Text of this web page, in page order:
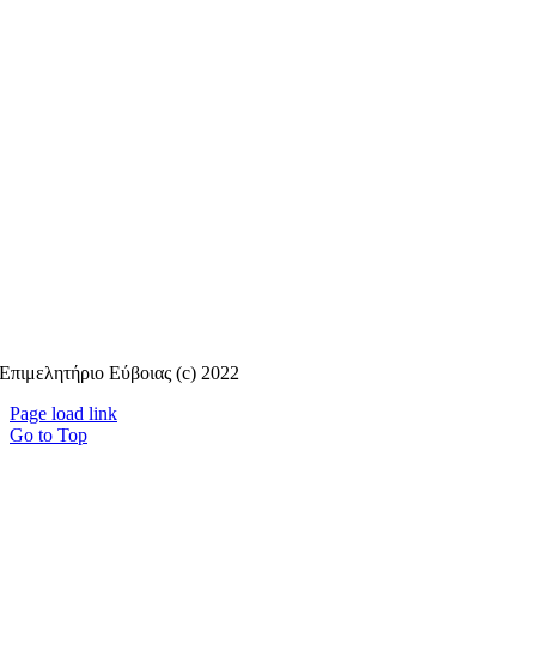
Επιμελητήριο Εύβοιας (c) 2022
Page load link
Go to Top